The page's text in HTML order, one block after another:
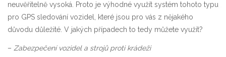
neuvěřitelně vysoká. Proto je výhodné využít systém tohoto typu
pro GPS sledování vozidel, které jsou pro vás z nějakého
důvodu důležité. V jakých případech to tedy můžete využít?
– Zabezpečení vozidel a strojů proti krádeži